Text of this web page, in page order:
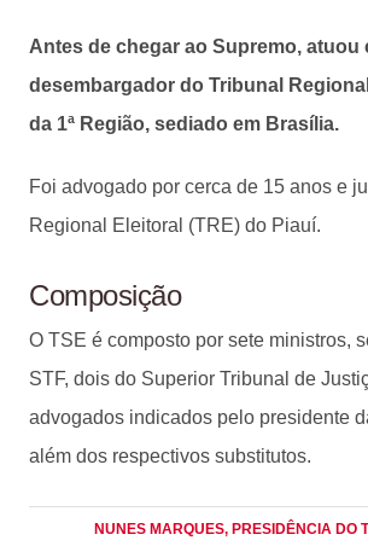
Antes de chegar ao Supremo, atuou
desembargador do Tribunal
da 1ª Região, sediado em Brasília.
Foi advogado por cerca de 15 anos e
Regional Eleitoral (TRE) do Piauí.
Composição
O TSE é composto por sete ministros,
STF, dois do Superior Tribunal de
advogados indicados pelo presidente
além dos respectivos substitutos.
NUNES MARQUES, PRESIDÊNCIA DO